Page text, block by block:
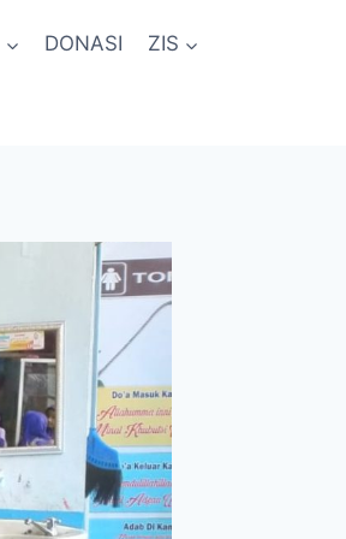
DONASI ZIS